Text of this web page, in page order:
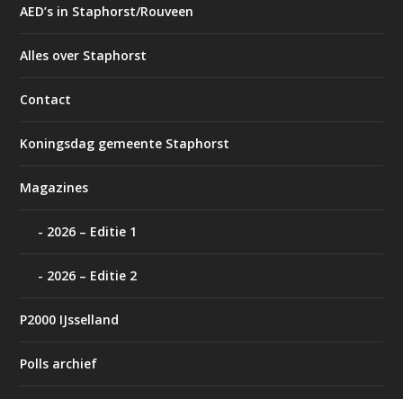
AED’s in Staphorst/Rouveen
Alles over Staphorst
Contact
Koningsdag gemeente Staphorst
Magazines
2026 – Editie 1
2026 – Editie 2
P2000 IJsselland
Polls archief